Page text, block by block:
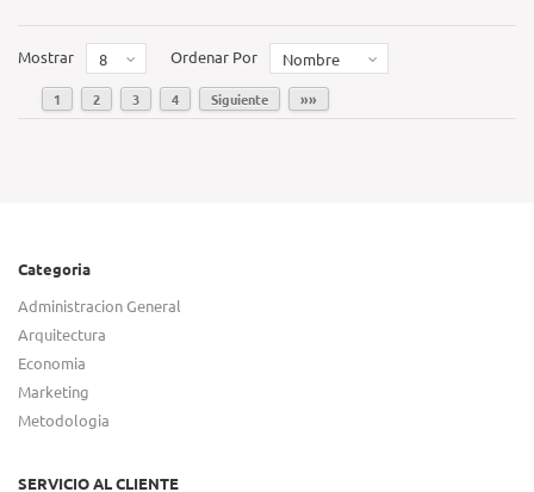
Mostrar 8 Ordenar Por Nombre
1 2 3 4 Siguiente »»
Categoria
Administracion General
Arquitectura
Economia
Marketing
Metodologia
SERVICIO AL CLIENTE